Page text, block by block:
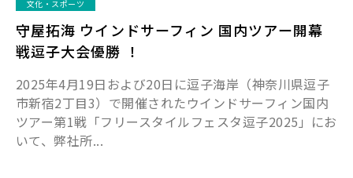
文化・スポーツ
守屋拓海 ウインドサーフィン 国内ツアー開幕
戦逗子大会優勝 ！
2025年4月19日および20日に逗子海岸（神奈川県逗子
市新宿2丁目3）で開催されたウインドサーフィン国内
ツアー第1戦「フリースタイルフェスタ逗子2025」にお
いて、弊社所...